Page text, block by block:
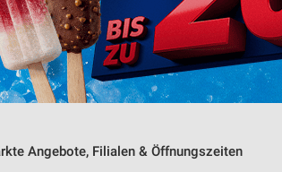
Angebote, Filialen & Öffnungszeiten